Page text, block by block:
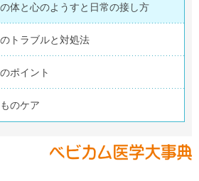
体と心のようすと日常の接し方
トラブルと対処法
ポイント
のケア